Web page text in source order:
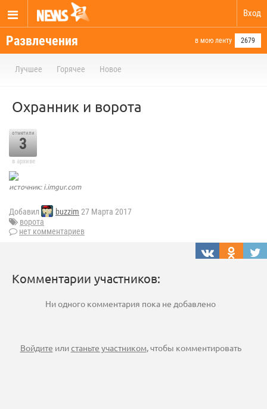
Вход
Развлечения в мою ленту 2679
Лучшее Горячее Новое
Охранник и ворота
отметили
3
в архиве
источник: i.imgur.com
Добавил buzzim 27 Марта 2017
ворота
нет комментариев
Комментарии участников:
Ни одного комментария пока не добавлено
Войдите илистаньте участником, чтобы комментировать